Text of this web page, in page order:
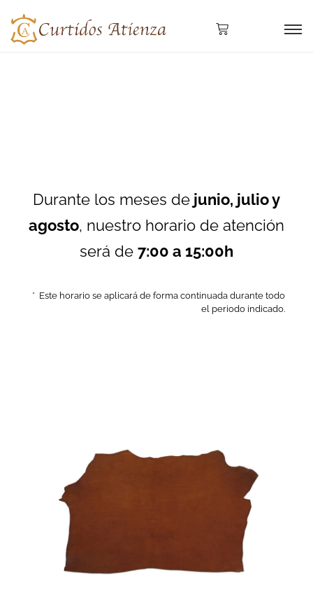
Durante los meses de junio, julio y
agosto, nuestro horario de atención
será de 7:00 a 15:00h
* Este horario se aplicará de forma continuada durante todo
el periodo indicado.